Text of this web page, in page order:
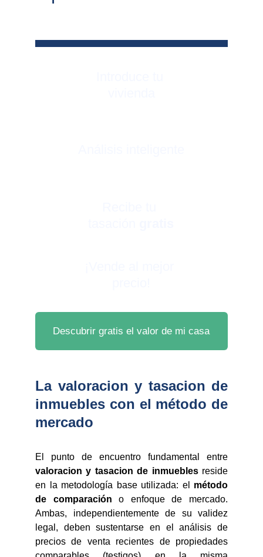
Descubrir gratis el valor de mi casa
La valoracion y tasacion de
inmuebles con el método de
mercado
El punto de encuentro fundamental entre
valoracion y tasacion de inmueblesreside
en la metodología base utilizada: el método
de comparación o enfoque de mercado.
Ambas, independientemente de su validez
legal, deben sustentarse en el análisis de
precios de venta recientes de propiedades